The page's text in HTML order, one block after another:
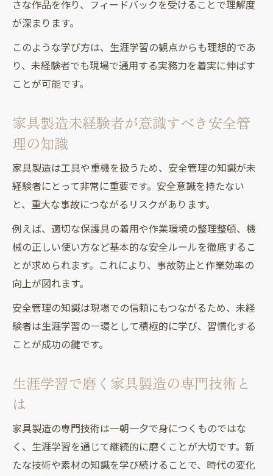
さな作品を作り、フィードバックを受けることで理解度
が深まります。
このような学び方は、生涯学習の観点からも理想的であ
り、未経験者でも現場で通用する実務力を着実に伸ばす
ことが可能です。
家具製造未経験者が意識すべき安全管
理の知識
家具製造は工具や重機を扱うため、安全管理の知識が未
経験者にとって非常に重要です。安全意識を持たない
と、重大な事故につながるリスクがあります。
例えば、適切な保護具の着用や作業環境の整理整頓、機
械の正しい使い方など基本的な安全ルールを徹底するこ
とが求められます。これにより、事故防止と作業効率の
向上が図れます。
安全管理の知識は現場での信頼にもつながるため、未経
験者は生涯学習の一環として積極的に学び、習慣化する
ことが成功の鍵です。
生涯学習で磨く家具製造の専門技術と
は
家具製造の専門技術は一朝一夕で身につくものではな
く、生涯学習を通じて継続的に磨くことが大切です。新
たな技術や素材の知識を学び続けることで、時代の変化